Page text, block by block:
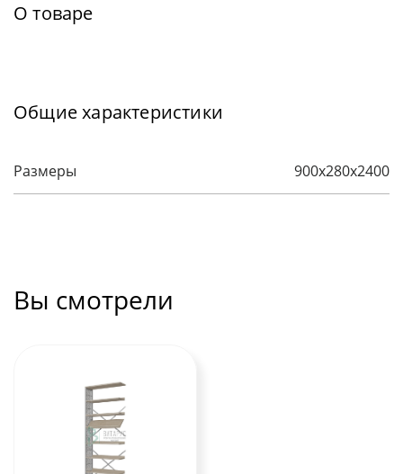
О товаре
Общие характеристики
Размеры 900х280х2400
Вы смотрели